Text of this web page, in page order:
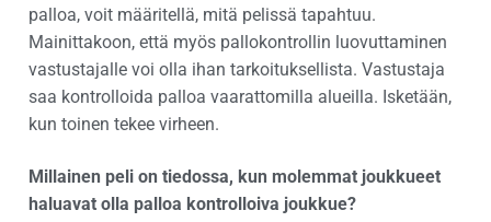
palloa, voit määritellä, mitä pelissä tapahtuu.
Mainittakoon, että myös pallokontrollin luovuttaminen
vastustajalle voi olla ihan tarkoituksellista. Vastustaja
saa kontrolloida palloa vaarattomilla alueilla. Isketään,
kun toinen tekee virheen.
Millainen peli on tiedossa, kun molemmat joukkueet
haluavat olla palloa kontrolloiva joukkue?